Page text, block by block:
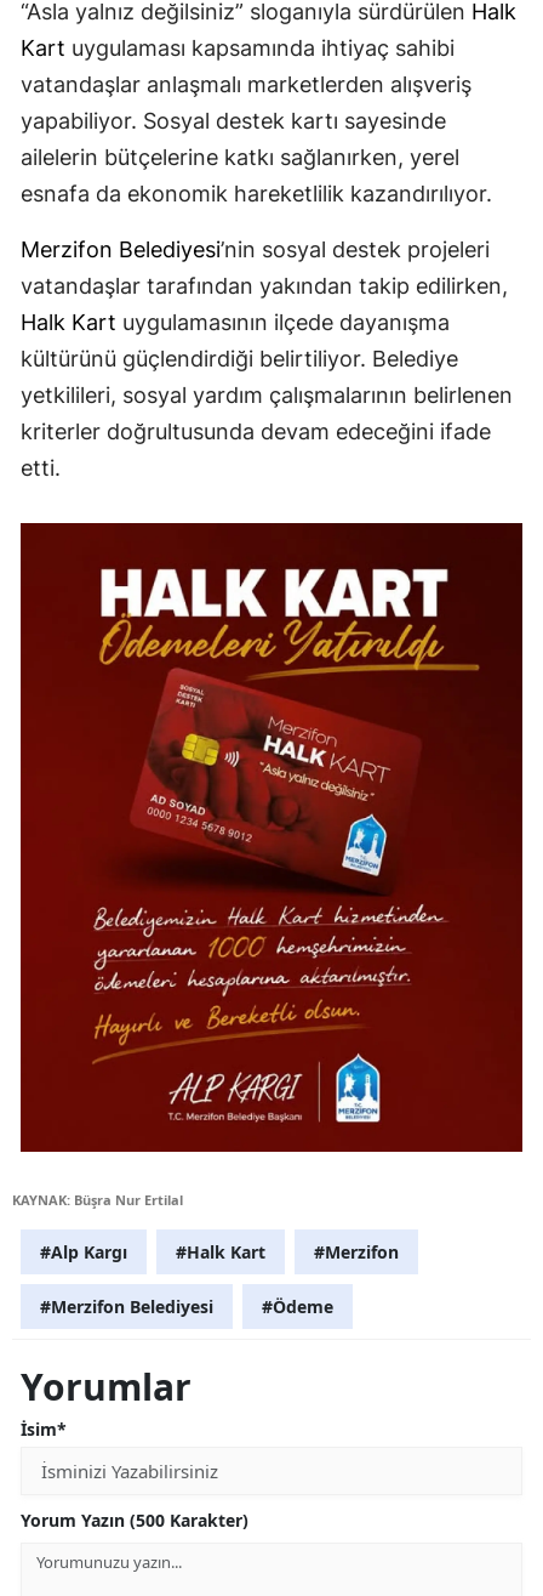
“Asla yalnız değilsiniz” sloganıyla sürdürülen Halk
Kart uygulaması kapsamında ihtiyaç sahibi
vatandaşlar anlaşmalı marketlerden alışveriş
yapabiliyor. Sosyal destek kartı sayesinde
ailelerin bütçelerine katkı sağlanırken, yerel
esnafa da ekonomik hareketlilik kazandırılıyor.
Merzifon Belediyesi’nin sosyal destek projeleri
vatandaşlar tarafından yakından takip edilirken,
Halk Kart uygulamasının ilçede dayanışma
kültürünü güçlendirdiği belirtiliyor. Belediye
yetkilileri, sosyal yardım çalışmalarının belirlenen
kriterler doğrultusunda devam edeceğini ifade
etti.
KAYNAK: Büşra Nur Ertilal
#Alp Kargı #Halk Kart #Merzifon
#Merzifon Belediyesi #Ödeme
Yorumlar
İsim*
Yorum Yazın (500 Karakter)